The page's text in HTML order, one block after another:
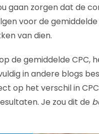
gaan zorgen dat de
voor de
van dien.
de gemiddelde CPC,
in andere blogs
op het verschil in
Je zou dit de